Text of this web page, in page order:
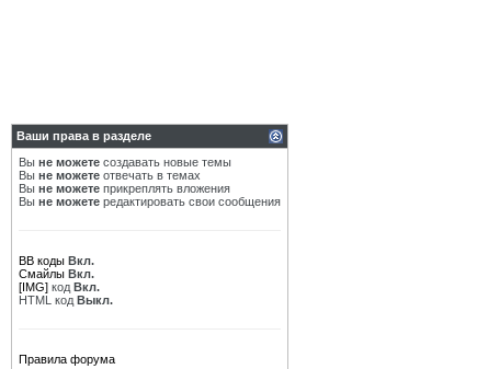
Ваши права в разделе
Вы не можете создавать новые темы
Вы не можете отвечать в темах
Вы не можете прикреплять вложения
Вы не можете редактировать свои сообщения
BB коды Вкл.
Смайлы Вкл.
[IMG] код Вкл.
HTML код Выкл.
Правила форума